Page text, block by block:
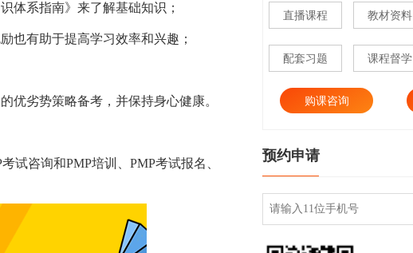
体系指南》来了解基础知识；
也有助于提高学习效率和兴趣；
优劣势策略备考，并保持身心健康。
试咨询和PMP培训、PMP考试报名、
直播课程 教材资料
配套习题 课程督学
购课咨询
预约申请